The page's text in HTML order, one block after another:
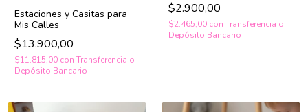
Estaciones y Casitas para
Mis Calles
$13.900,00
$11.815,00 con Transferencia o
Depósito Bancario
$2.900,00
$2.465,00 con Transferencia o
Depósito Bancario